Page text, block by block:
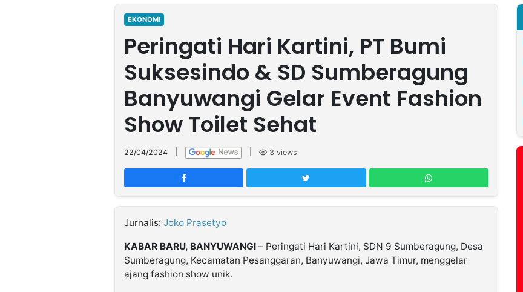
EKONOMI
Peringati Hari Kartini, PT Bumi
Suksesindo & SD Sumberagung
Banyuwangi Gelar Event Fashion
Show Toilet Sehat
22/04/2024 3 views
Jurnalis: Joko Prasetyo
KABAR BARU, BANYUWANGI – Peringati Hari Kartini, SDN 9 Sumberagung, Desa
Sumberagung, Kecamatan Pesanggaran, Banyuwangi, Jawa Timur, menggelar
ajang fashion show unik.